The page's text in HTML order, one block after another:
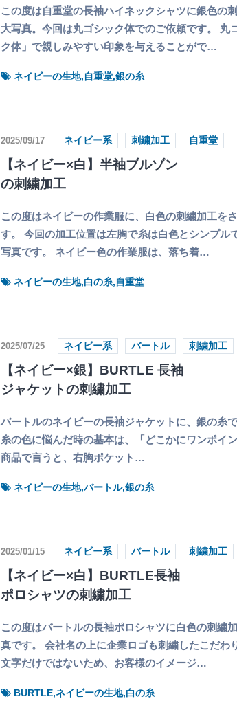
この度は自重堂の長袖ハイネックシャツに銀色の
大写真。今回は丸ゴシック体でのご依頼です。
ク体」で親しみやすい印象を与えることがで…
ネイビーの生地,自重堂,銀の糸
2025/09/17 ネイビー系 刺繍加工 自重堂
【ネイビー×白】半袖ブルゾン
の刺繍加工
この度はネイビーの作業服に、白色の刺繍加工を
す。 今回の加工位置は左胸で糸は白色とシンプ
写真です。 ネイビー色の作業服は、落ち着…
ネイビーの生地,白の糸,自重堂
2025/07/25 ネイビー系 バートル 刺繍加工
【ネイビー×銀】BURTLE 長袖
ジャケットの刺繍加工
バートルのネイビーの長袖ジャケットに、銀の
糸の色に悩んだ時の基本は、「どこかにワンポイ
商品で言うと、右胸ポケット…
ネイビーの生地,バートル,銀の糸
2025/01/15 ネイビー系 バートル 刺繍加工
【ネイビー×白】BURTLE長袖
ポロシャツの刺繍加工
この度はバートルの長袖ポロシャツに白色の刺繍
真です。 会社名の上に企業ロゴも刺繍したこだ
文字だけではないため、お客様のイメージ…
BURTLE,ネイビーの生地,白の糸